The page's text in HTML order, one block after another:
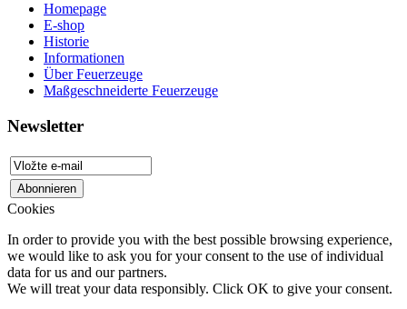
Homepage
E-shop
Historie
Informationen
Über Feuerzeuge
Maßgeschneiderte Feuerzeuge
Newsletter
Cookies
In order to provide you with the best possible browsing experience,
we would like to ask you for your consent to the use of individual
data for us and our partners.
We will treat your data responsibly. Click OK to give your consent.